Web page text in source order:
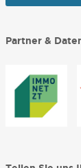
Partner &